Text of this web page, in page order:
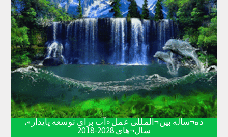
ده¬ساله بین¬المللی عمل «آب برای توسعه پایدار»،
سال¬های 2028-2018